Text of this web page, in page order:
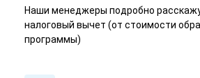
Наши менеджеры подробно
налоговый вычет (от стоимости
программы)